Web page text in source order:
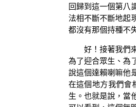
回歸到這一個第八
法相不斷不斷地起
都沒有那個持種不
好！接著我們
為了迎合眾生、為
說這個達賴喇嘛他
在這個地方我們會
生。也就是說，當